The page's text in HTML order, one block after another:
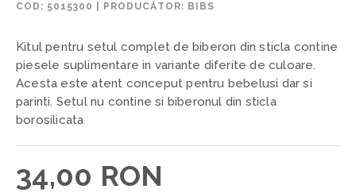
COD: 5015300 PRODUCĂTOR: BIBS
Kitul pentru setul complet de biberon din sticla contine
piesele suplimentare in variante diferite de culoare.
Acesta este atent conceput pentru bebelusi dar si
parinti. Setul nu contine si biberonul din sticla
borosilicata
34,00 RON